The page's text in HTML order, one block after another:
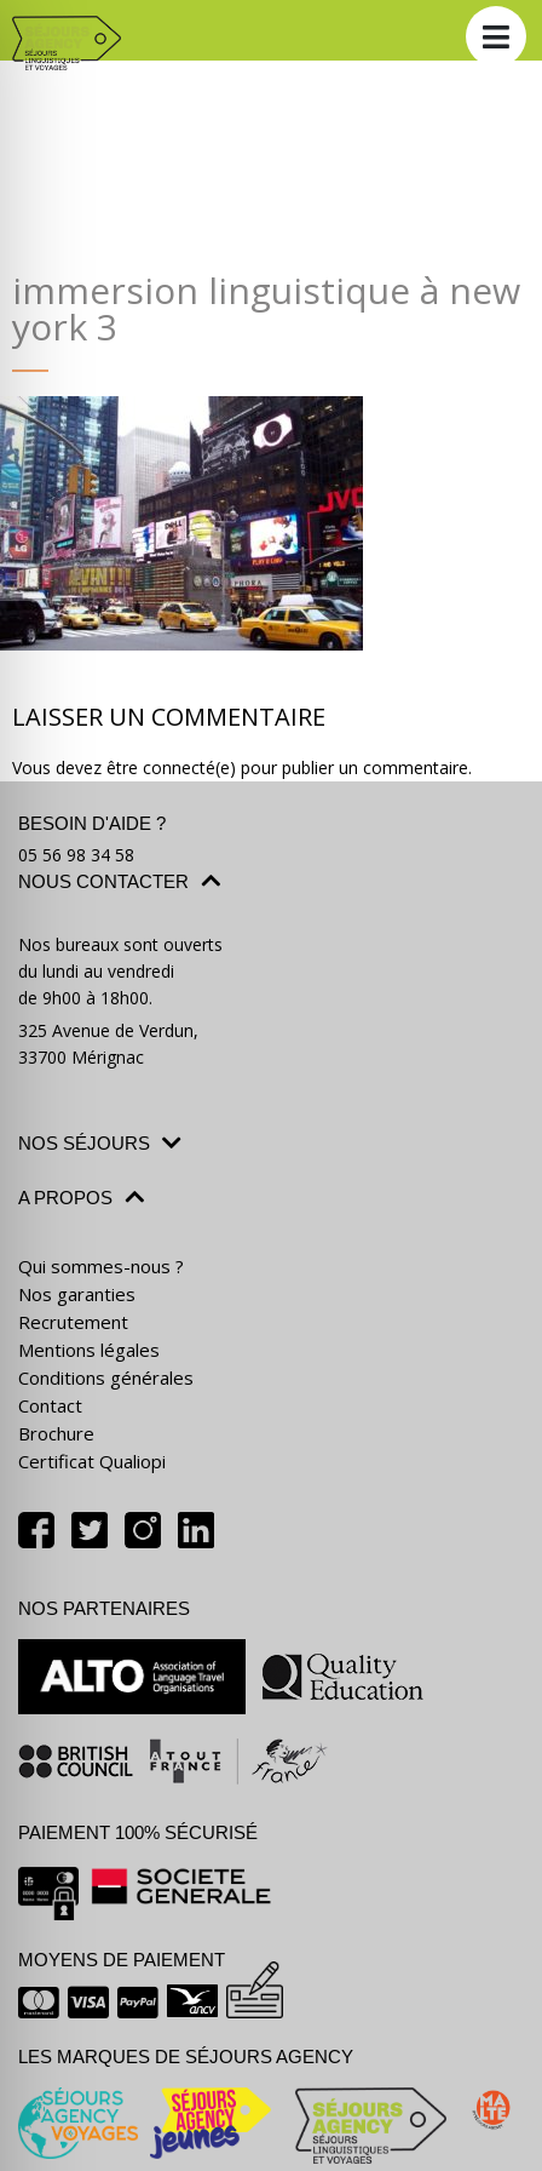
immersion linguistique à new
york 3
LAISSER UN COMMENTAIRE
Vous devez être connecté(e) pour publier un commentaire.
BESOIN D'AIDE ?
05 56 98 34 58
NOUS CONTACTER
Nos bureaux sont ouverts
du lundi au vendredi
de 9h00 à 18h00.
325 Avenue de Verdun,
33700 Mérignac
NOS SÉJOURS
A PROPOS
Qui sommes-nous ?
Nos garanties
Recrutement
Mentions légales
Conditions générales
Contact
Brochure
Certificat Qualiopi
NOS PARTENAIRES
PAIEMENT 100% SÉCURISÉ
MOYENS DE PAIEMENT
LES MARQUES DE SÉJOURS AGENCY
partir ? Devis & contact